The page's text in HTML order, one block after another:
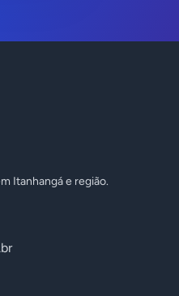
Itanhangá e região.